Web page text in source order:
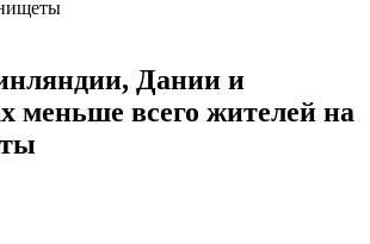
Дании и
меньше всего жителей на